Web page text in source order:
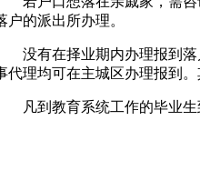
户的派出所办理。
没有在择业期内办理报到落
代理均可在主城区办理报到
凡到教育系统工作的毕业生